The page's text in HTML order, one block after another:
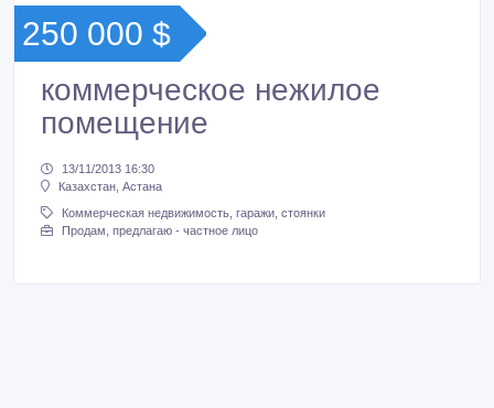
250 000 $
коммерческое нежилое
помещение
13/11/2013 16:30
Казахстан, Астана
Коммерческая недвижимость, гаражи, стоянки
Продам, предлагаю - частное лицо